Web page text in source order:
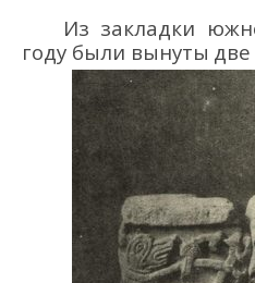
Из закладки
году были вынуты две